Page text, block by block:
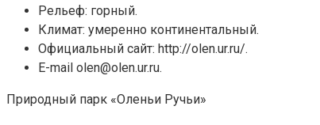
Рельеф: горный.
Климат: умеренно континентальный.
Официальный сайт: http://olen.ur.ru/.
E-mail olen@olen.ur.ru.
Природный парк «Оленьи Ручьи»